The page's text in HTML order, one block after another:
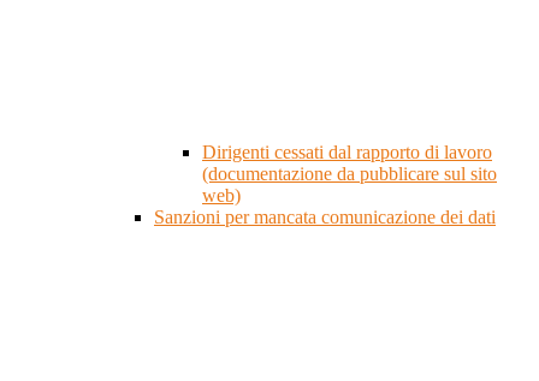
Dirigenti cessati dal rapporto di lavoro
(documentazione da pubblicare sul sito
web)
Sanzioni per mancata comunicazione dei dati